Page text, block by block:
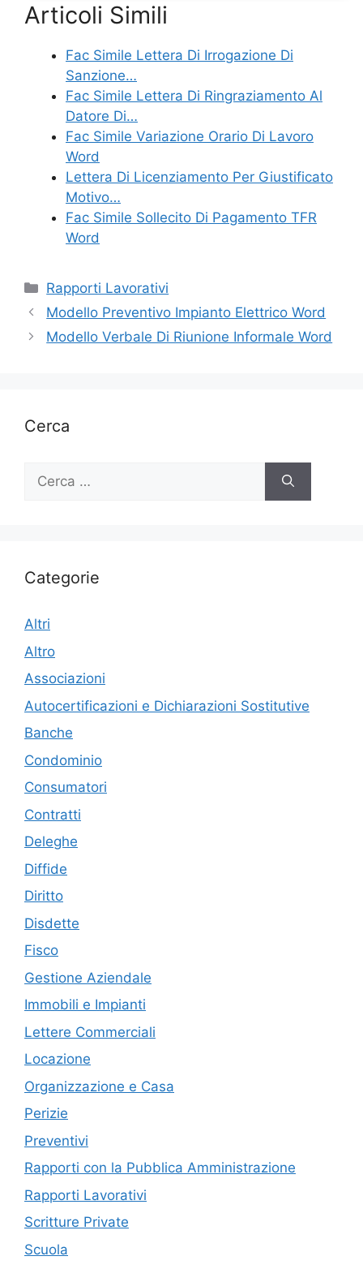
Articoli Simili
Fac Simile Lettera Di Irrogazione Di
Sanzione…
Fac Simile Lettera Di Ringraziamento Al
Datore Di…
Fac Simile Variazione Orario Di Lavoro
Word
Lettera Di Licenziamento Per Giustificato
Motivo…
Fac Simile Sollecito Di Pagamento TFR
Word
Categorie
Rapporti Lavorativi
Modello Preventivo Impianto Elettrico Word
Modello Verbale Di Riunione Informale Word
Cerca
Ricerca
Categorie
Altri
Altro
Associazioni
Autocertificazioni e Dichiarazioni Sostitutive
Banche
Condominio
Consumatori
Contratti
Deleghe
Diffide
Diritto
Disdette
Fisco
Gestione Aziendale
Immobili e Impianti
Lettere Commerciali
Locazione
Organizzazione e Casa
Perizie
Preventivi
Rapporti con la Pubblica Amministrazione
Rapporti Lavorativi
Scritture Private
Scuola